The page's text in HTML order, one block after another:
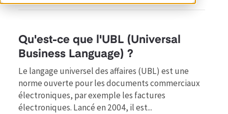
Qu'est-ce que l'UBL (Universal
Business Language) ?
Le langage universel des affaires (UBL) est une
norme ouverte pour les documents commerciaux
électroniques, par exemple les factures
électroniques. Lancé en 2004, il est...